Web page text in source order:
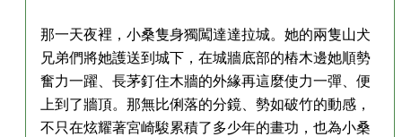
那一天夜裡，小桑隻身獨闖達達拉城。她的兩隻山犬
兄弟們將她護送到城下，在城牆底部的樁木邊她順勢
奮力一躍、長茅釘住木牆的外緣再這麼使力一彈、便
上到了牆頂。那無比俐落的分鏡、勢如破竹的動感，
不只在炫耀著宮崎駿累積了多少年的畫功，也為小桑